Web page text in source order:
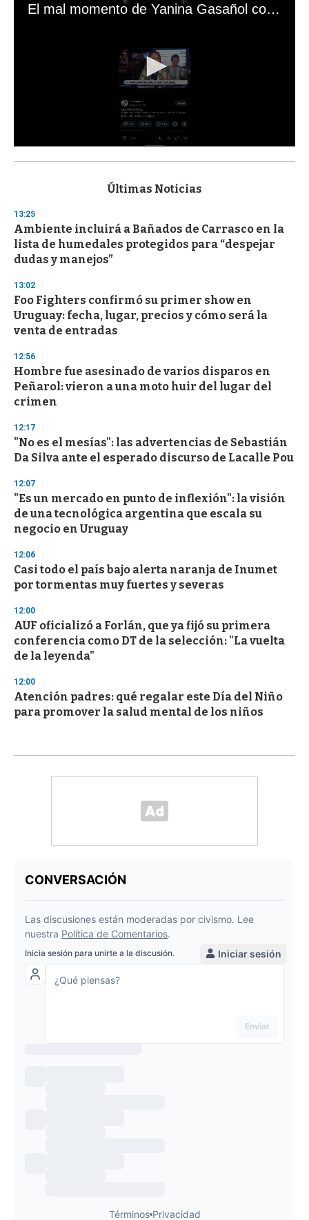
El mal momento de Yanina Gasañol con un hincha argentino en "Subrayado"
s
d
s
o
f
3
s
e
c
o
n
Últimas Noticias
13:25
Ambiente incluirá a Bañados de Carrasco en la
lista de humedales protegidos para “despejar
dudas y manejos”
13:02
Foo Fighters confirmó su primer show en
Uruguay: fecha, lugar, precios y cómo será la
venta de entradas
12:56
Hombre fue asesinado de varios disparos en
Peñarol: vieron a una moto huir del lugar del
crimen
12:17
"No es el mesías": las advertencias de Sebastián
Da Silva ante el esperado discurso de Lacalle Pou
12:07
"Es un mercado en punto de inflexión": la visión
de una tecnológica argentina que escala su
negocio en Uruguay
12:06
Casi todo el país bajo alerta naranja de Inumet
por tormentas muy fuertes y severas
12:00
AUF oficializó a Forlán, que ya fijó su primera
conferencia como DT de la selección: "La vuelta
de la leyenda"
12:00
Atención padres: qué regalar este Día del Niño
para promover la salud mental de los niños